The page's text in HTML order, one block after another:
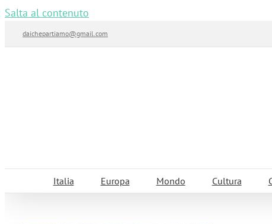
Salta al contenuto
daichepartiamo@gmail.com
Italia Europa Mondo Cultura